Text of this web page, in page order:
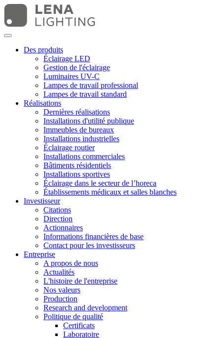
Des produits
Éclairage LED
Gestion de l'éclairage
Luminaires UV-C
Lampes de travail professional
Lampes de travail standard
Réalisations
Dernières réalisations
Installations d'utilité publique
Immeubles de bureaux
Installations industrielles
Éclairage routier
Installations commerciales
Bâtiments résidentiels
Installations sportives
Éclairage dans le secteur de l’horeca
Établissements médicaux et salles blanches
Investisseur
Citations
Direction
Actionnaires
Informations financières de base
Contact pour les investisseurs
Entreprise
A propos de nous
Actualités
L'histoire de l'entreprise
Nos valeurs
Production
Research and development
Politique de qualité
Certificats
Laboratoire